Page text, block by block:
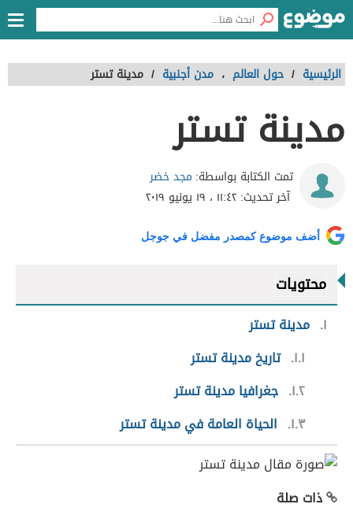
الرئيسية / حول العالم ، مدن أجنبية / مدينة تستر
مدينة تستر
تمت الكتابة بواسطة: مجد خضر
آخر تحديث:١١:٤٢ ، ١٩ يونيو ٢٠١٩
أضف موضوع كمصدر مفضل في جوجل
محتويات
١ مدينة تستر
١.١ تاريخ مدينة تستر
١.٢ جغرافيا مدينة تستر
١.٣
الحياة العامة في مدينة تستر
ذات صلة